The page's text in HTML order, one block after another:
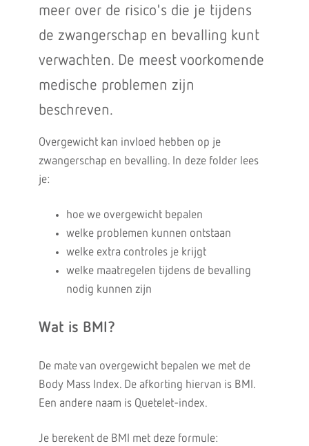
meer over de risico's die je tijdens
de zwangerschap en bevalling kunt
verwachten. De meest voorkomende
medische problemen zijn
beschreven.
Overgewicht kan invloed hebben op je
zwangerschap en bevalling. In deze folder lees
je:
hoe we overgewicht bepalen
welke problemen kunnen ontstaan
welke extra controles je krijgt
welke maatregelen tijdens de bevalling
nodig kunnen zijn
Wat is BMI?
De mate van overgewicht bepalen we met de
Body Mass Index. De afkorting hiervan is BMI.
Een andere naam is Quetelet-index.
Je berekent de BMI met deze formule: